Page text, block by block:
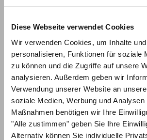
Diese Webseite verwendet Cookies
Wir verwenden Cookies, um Inhalte
personalisieren, Funktionen für soziale
zu können und die Zugriffe auf unsere
analysieren. Außerdem geben wir
Verwendung unserer Website an
soziale Medien, Werbung und
Maßnahmen benötigen wir Ihre
"Alle zustimmen" geben Sie Ihre
Alternativ können Sie individuelle
Noah Bett – Dream-Line pronto
Holz & Polsterfarbe